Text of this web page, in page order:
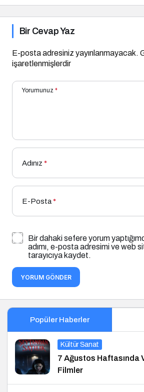
Bir Cevap Yaz
E-posta adresiniz yayınlanmayacak.
işaretlenmişlerdir
Yorumunuz *
Adınız *
E-Posta*
Bir dahaki sefere yorum
adımı, e-posta adresimi ve web
tarayıcıya kaydet.
YORUM GÖNDER
Popüler Haberler
Kültür Sanat
7 Ağustos Haftasında
Filmler